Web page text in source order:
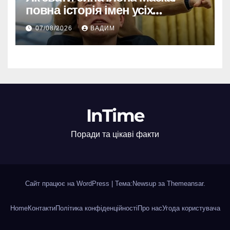
повна історія імен усіх
хлопчиків мільярдера
07/08/2026 ВАДИМ
InTime
Поради та цікаві факти
Сайт працює на WordPress | Тема:Newsup за Themeansar.
HomeКонтактиПолітика конфіденційності Про насУгода користувача